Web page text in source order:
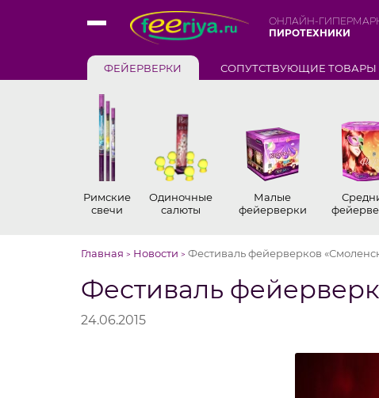
ОНЛАЙН-
ПИРОТЕХНИКИ
ФЕЙЕРВЕРКИ СОПУТСТВУЮЩИЕ ТОВАРЫ
Римские
свечи
Одиночные
салюты
Малые
фейерверки
Главная > Новости > Фестиваль фейерверков
Фестиваль
24.06.2015